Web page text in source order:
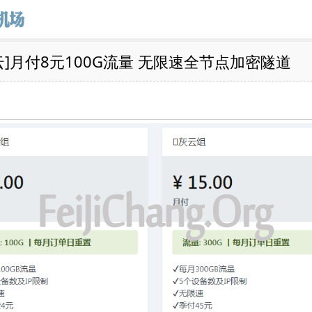
月付8元100G流量 无限速全节点加密隧道